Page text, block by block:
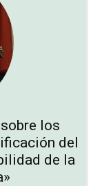
los
del
de la